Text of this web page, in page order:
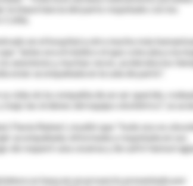
la importancia del parto respetado con los
en el hospital a otro mucho más
vida sin la compañía de un ser querido,
Flavia Raineri, resaltó que "todo eso es
de requerir una cesárea y de sufrir
se basa en un proyecto presentado por